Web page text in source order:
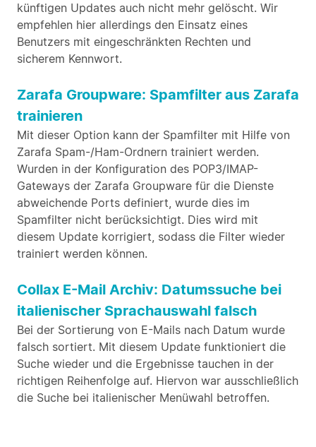
künftigen Updates auch nicht mehr gelöscht. Wir
empfehlen hier allerdings den Einsatz eines
Benutzers mit eingeschränkten Rechten und
sicherem Kennwort.
Zarafa Groupware: Spamfilter aus Zarafa
trainieren
Mit dieser Option kann der Spamfilter mit Hilfe von
Zarafa Spam-/Ham-Ordnern trainiert werden.
Wurden in der Konfiguration des POP3/IMAP-
Gateways der Zarafa Groupware für die Dienste
abweichende Ports definiert, wurde dies im
Spamfilter nicht berücksichtigt. Dies wird mit
diesem Update korrigiert, sodass die Filter wieder
trainiert werden können.
Collax E-Mail Archiv: Datumssuche bei
italienischer Sprachauswahl falsch
Bei der Sortierung von E-Mails nach Datum wurde
falsch sortiert. Mit diesem Update funktioniert die
Suche wieder und die Ergebnisse tauchen in der
richtigen Reihenfolge auf. Hiervon war ausschließlich
die Suche bei italienischer Menüwahl betroffen.